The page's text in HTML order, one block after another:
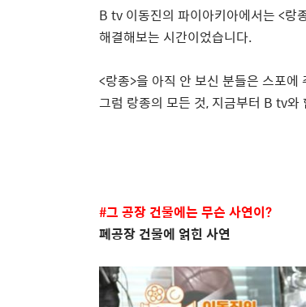
B tv 이동진의 파이아키아에서는 <랑
해결해보는 시간이었습니다.
<랑종>을 아직 안 보신 분들은 스포에
그럼 랑종의 모든 것, 지금부터 B tv와
#그 공장 건물에는 무슨 사연이?
폐공장 건물에 얽힌 사연